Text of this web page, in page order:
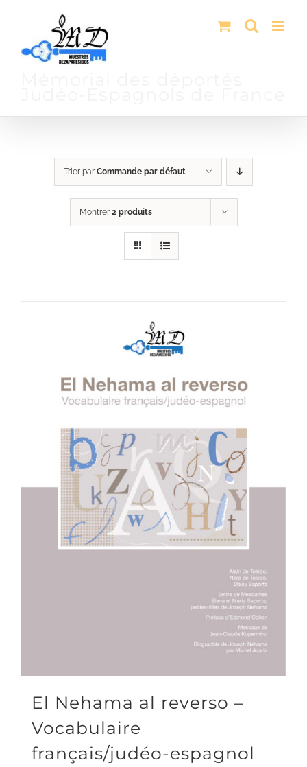
contenu
Trier par Commande par défaut
Montrer 2 produits
El Nehama al reverso –
Vocabulaire
français/judéo-espagnol